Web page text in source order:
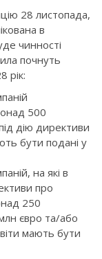
28 листопада,
в
чинності
почнуть
рік:
500
дію директиви
бути подані у
на які в
про
250
євро та/або
мають бути